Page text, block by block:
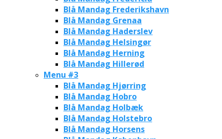
Blå Mandag Frederikshavn
Blå Mandag Grenaa
Blå Mandag Haderslev
Blå Mandag Helsingør
Blå Mandag Herning
Blå Mandag Hillerød
Menu #3
Blå Mandag Hjørring
Blå Mandag Hobro
Blå Mandag Holbæk
Blå Mandag Holstebro
Blå Mandag Horsens